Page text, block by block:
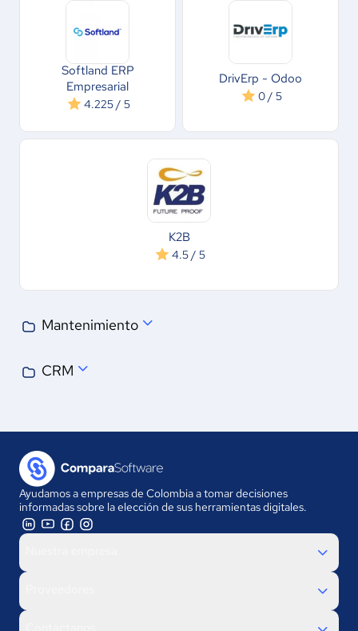
Softland ERP
Empresarial
4.225 / 5
DrivErp - Odoo
0 / 5
K2B
4.5 / 5
Mantenimiento
CRM
Ayudamos a empresas de Colombia a tomar decisiones
informadas sobre la elección de sus herramientas digitales.